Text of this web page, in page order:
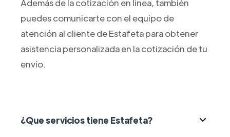
Además de la cotización en línea, también
puedes comunicarte con el equipo de
atención al cliente de Estafeta para obtener
asistencia personalizada en la cotización de tu
envío.
¿Que servicios tiene Estafeta?